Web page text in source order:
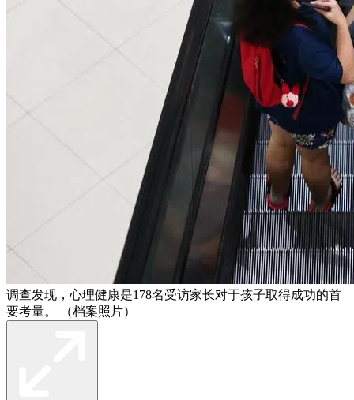
调查发现，心理健康是178名受访家长对于孩子取得成功的首
要考量。 （档案照片）